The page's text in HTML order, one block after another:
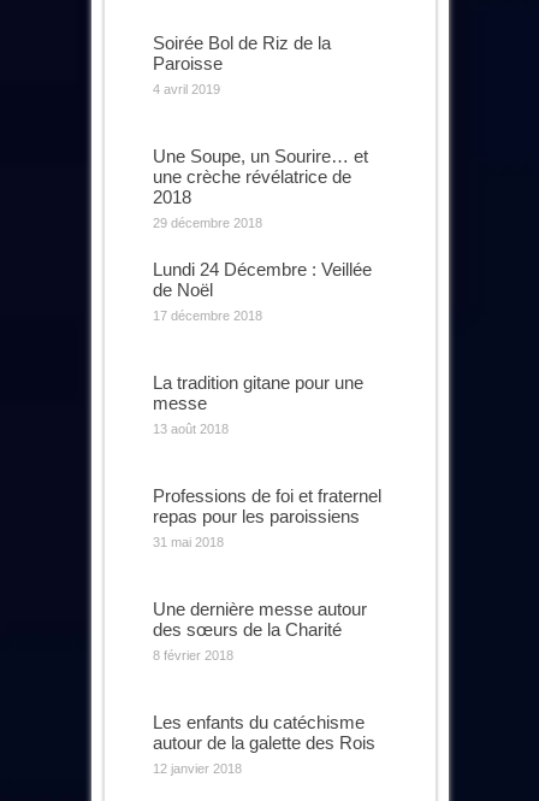
Soirée Bol de Riz de la
Paroisse
4 avril 2019
Une Soupe, un Sourire… et
une crèche révélatrice de
2018
29 décembre 2018
Lundi 24 Décembre : Veillée
de Noël
17 décembre 2018
La tradition gitane pour une
messe
13 août 2018
Professions de foi et fraternel
repas pour les paroissiens
31 mai 2018
Une dernière messe autour
des sœurs de la Charité
8 février 2018
Les enfants du catéchisme
autour de la galette des Rois
12 janvier 2018